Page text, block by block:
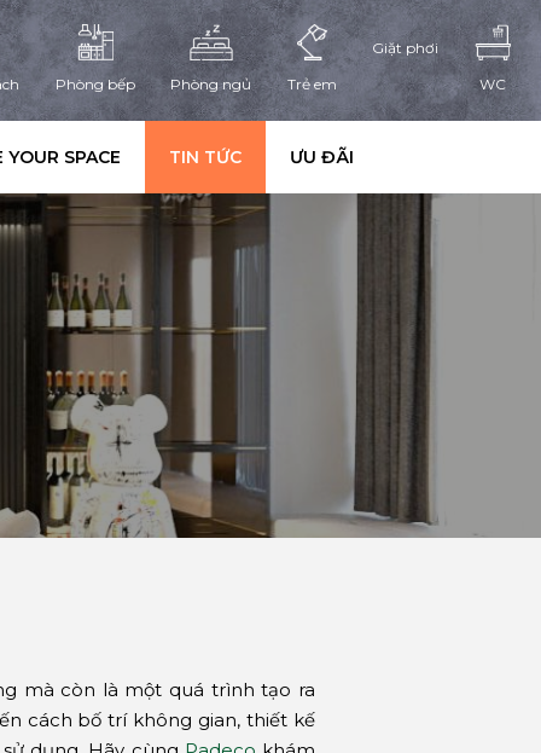
Phòng bếp Phòng ngủ Trẻ em
Giặt phơi
WC
YOUR SPACE TIN TỨC ƯU ĐÃI
mà còn là một quá trình tạo ra
cách bố trí không gian, thiết kế